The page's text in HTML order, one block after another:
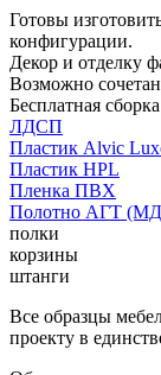
Готовы
конфигурации.
Декор и отделку
Возможно
Бесплатная
ЛДСП
Пластик Alvic
Пластик HPL
Пленка ПВХ
Полотно АГТ
полки
корзины
штанги
Все образцы
проекту в